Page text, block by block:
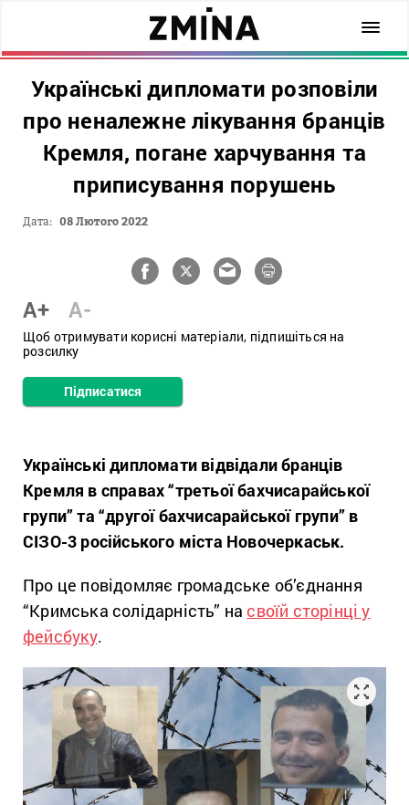
Українські дипломати розповіли
про неналежне лікування бранців
Кремля, погане харчування та
приписування порушень
Дата: 08 Лютого 2022
A+ A-
Щоб отримувати корисні матеріали, підпишіться на
розсилку
Підписатися
Українські дипломати відвідали бранців
Кремля в справах “третьої бахчисарайської
групи” та “другої бахчисарайської групи” в
СІЗО-3 російського міста Новочеркаськ.
Про це повідомляє громадське об’єднання
“Кримська солідарність” на своїй сторінці у
фейсбуку.